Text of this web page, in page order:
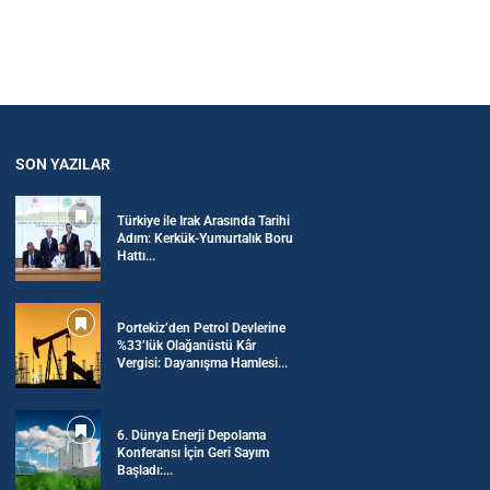
SON YAZILAR
Türkiye ile Irak Arasında Tarihi
Adım: Kerkük-Yumurtalık Boru
Hattı...
Portekiz’den Petrol Devlerine
%33’lük Olağanüstü Kâr
Vergisi: Dayanışma Hamlesi...
6. Dünya Enerji Depolama
Konferansı İçin Geri Sayım
Başladı:...